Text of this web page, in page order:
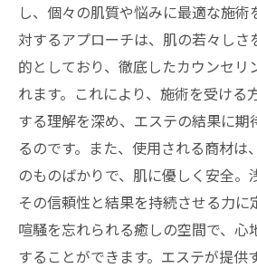
し、個々の肌質や悩みに最適な施
対するアプローチは、肌の若々しさ
的としており、徹底したカウンセリ
れます。これにより、施術を受ける
する理解を深め、エステの結果に期
るのです。また、使用される商材は
のものばかりで、肌に優しく安全。
その信頼性と結果を持続させる力に
喧騒を忘れられる癒しの空間で、心
することができます。エステが提供